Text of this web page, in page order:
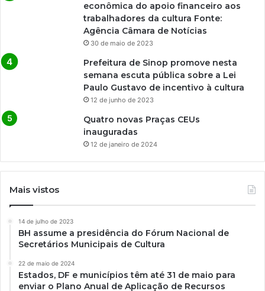
econômica do apoio financeiro aos
trabalhadores da cultura Fonte:
Agência Câmara de Notícias
30 de maio de 2023
Prefeitura de Sinop promove nesta
semana escuta pública sobre a Lei
Paulo Gustavo de incentivo à cultura
12 de junho de 2023
Quatro novas Praças CEUs
inauguradas
12 de janeiro de 2024
Mais vistos
14 de julho de 2023
BH assume a presidência do Fórum Nacional de
Secretários Municipais de Cultura
22 de maio de 2024
Estados, DF e municípios têm até 31 de maio para
enviar o Plano Anual de Aplicação de Recursos